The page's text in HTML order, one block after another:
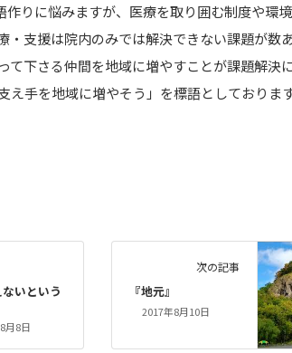
りに悩みますが、医療を取り囲む制度や環
・支援は院内のみでは解決できない課題が数あ
て下さる仲間を地域に増やすことが課題解決
え手を地域に増やそう」を標語としております
いという
月8日
次の記事
『地元』
2017年8月10日